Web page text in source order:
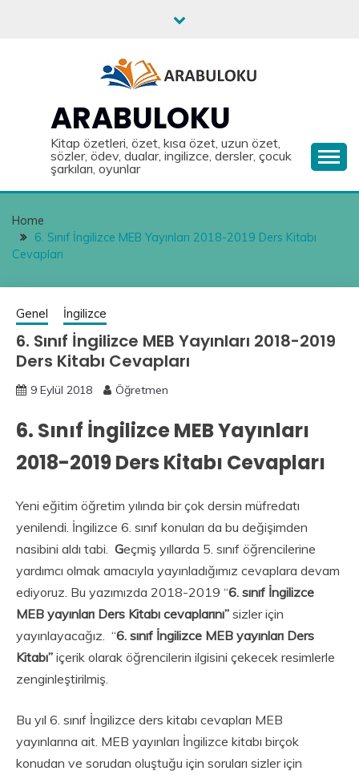
ARABULOKU
Kitap özetleri, özet, kısa özet, uzun özet,
sözler, ödev, dualar, ingilizce, dersler, çocuk
şarkıları, oyunlar
Home
6. Sınıf İngilizce MEB Yayınları 2018-2019 Ders Kitabı
Cevapları
Genel İngilizce
6. Sınıf İngilizce MEB Yayınları 2018-2019
Ders Kitabı Cevapları
9 Eylül 2018 Öğretmen
6. Sınıf İngilizce MEB Yayınları
2018-2019 Ders Kitabı Cevapları
Yeni eğitim öğretim yılında bir çok dersin müfredatı
yenilendi. İngilizce 6. sınıf konuları da bu değişimden
nasibini aldı tabi. Geçmiş yıllarda 5. sınıf öğrencilerine
yardımcı olmak amacıyla yayınladığımız cevaplara devam
ediyoruz. Bu yazımızda 2018-2019 “6. sınıf İngilizce
MEB yayınları Ders Kitabı cevaplarını” sizler için
yayınlayacağız. “6. sınıf İngilizce MEB yayınları Ders
Kitabı” içerik olarak öğrencilerin ilgisini çekecek resimlerle
zenginleştirilmiş.
Bu yıl 6. sınıf İngilizce ders kitabı cevapları MEB
yayınlarına ait. MEB yayınları İngilizce kitabı birçok
konudan ve sorudan oluştuğu için soruları sizler için